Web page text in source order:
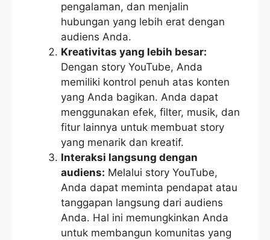
pengalaman, dan menjalin
hubungan yang lebih erat dengan
audiens Anda.
Kreativitas yang lebih besar:
Dengan story YouTube, Anda
memiliki kontrol penuh atas konten
yang Anda bagikan. Anda dapat
menggunakan efek, filter, musik, dan
fitur lainnya untuk membuat story
yang menarik dan kreatif.
Interaksi langsung dengan
audiens: Melalui story YouTube,
Anda dapat meminta pendapat atau
tanggapan langsung dari audiens
Anda. Hal ini memungkinkan Anda
untuk membangun komunitas yang